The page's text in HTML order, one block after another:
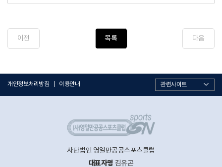
이전 목록 다음
개인정보처리방침 이용안내 관련사이트
사단법인 영일만공공스포츠클럽
대표자명 김유곤